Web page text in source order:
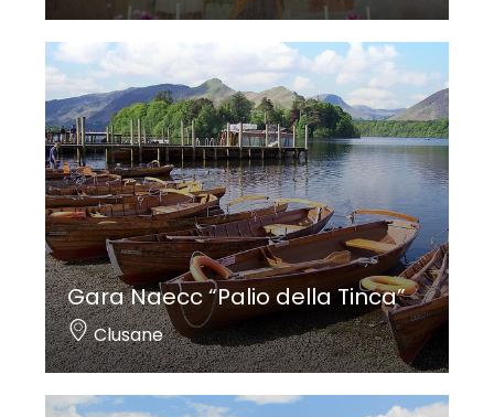
Gara Naecc “Palio della Tinca”
Clusane